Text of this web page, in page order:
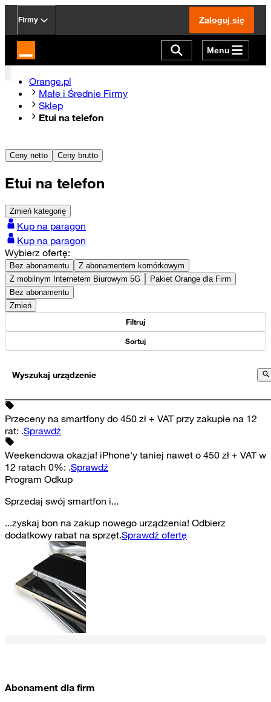
Firmy Zaloguj się
Strona główna Orange.pl Menu
Orange.pl
Małe i Średnie Firmy
Sklep
Etui na telefon
Ceny netto Ceny brutto
Etui na telefon
Zmień kategorię
Kup na paragon
Kup na paragon
Wybierz ofertę:
Bez abonamentu
Z abonamentem komórkowym
Z mobilnym Internetem Biurowym 5G
Pakiet Orange dla Firm
Bez abonamentu
Zmień
Filtruj
Sortuj
Wyszukaj urządzenie
Przeceny na smartfony do 450 zł + VAT przy zakupie na 12
rat: .Sprawdź
Weekendowa okazja! iPhone'y taniej nawet o 450 zł + VAT w
12 ratach 0%: .Sprawdź
Program Odkup
Sprzedaj swój smartfon i...
...zyskaj bon na zakup nowego urządzenia! Odbierz
dodatkowy rabat na sprzęt.Sprawdź ofertę
Abonament dla firm